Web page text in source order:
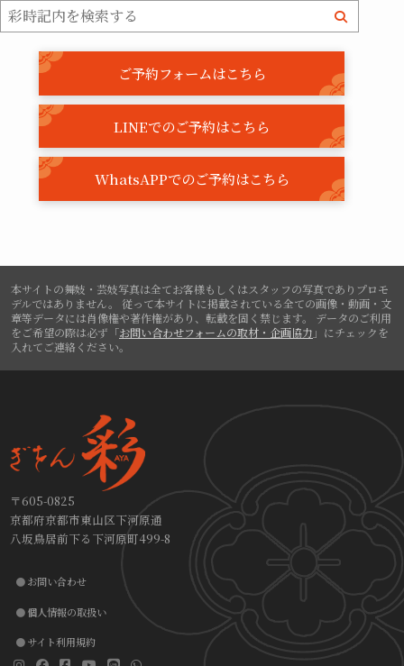
ご予約フォームはこちら
LINEでのご予約はこちら
WhatsAPPでのご予約はこちら
本サイトの舞妓・芸妓写真は全てお客様もしくはスタッフの写真でありプロモ
デルではありません。
従って本サイトに掲載されている全ての画像・動画・文
章等データには肖像権や著作権があり、転載を固く禁じます。
データのご利用
をご希望の際は必ず「お問い合わせフォームの取材・企画協力 」にチェックを
入れてご連絡ください。
〒605-0825
京都府京都市東山区下河原通
八坂鳥居前下る下河原町499-8
お問い合わせ
個人情報の取扱い
サイト利用規約